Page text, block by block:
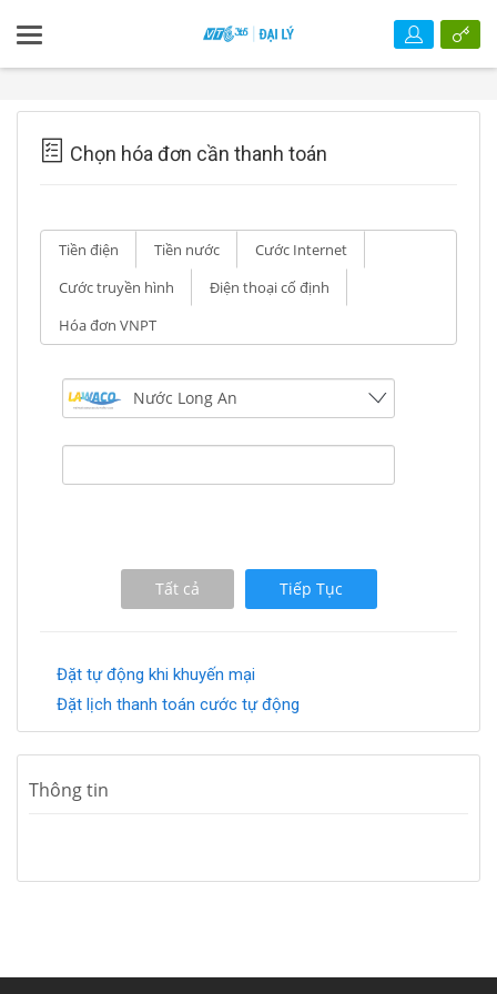
Chọn hóa đơn cần thanh toán
Tiền điện Tiền nước
Cước Internet
Cước truyền hình
Điện thoại cố định
Hóa đơn VNPT
Tất cả Tiếp Tục
Đặt tự động khi khuyến mại
Đặt lịch thanh toán cước tự động
Thông tin